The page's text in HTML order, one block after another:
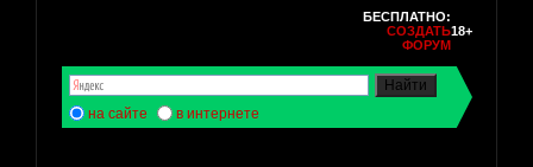
БЕСПЛАТНО:
СОЗДАТЬ
ФОРУМ
18+
на сайте в интернете